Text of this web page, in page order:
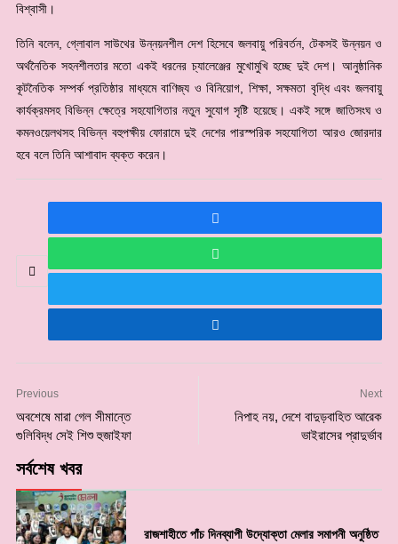
বিশ্বাসী।
তিনি বলেন, গ্লোবাল সাউথের উন্নয়নশীল দেশ হিসেবে জলবায়ু পরিবর্তন, টেকসই উন্নয়ন ও
অর্থনৈতিক সহনশীলতার মতো একই ধরনের চ্যালেঞ্জের মুখোমুখি হচ্ছে দুই দেশ। আনুষ্ঠানিক
কূটনৈতিক সম্পর্ক প্রতিষ্ঠার মাধ্যমে বাণিজ্য ও বিনিয়োগ, শিক্ষা, সক্ষমতা বৃদ্ধি এবং জলবায়ু
কার্যক্রমসহ বিভিন্ন ক্ষেত্রে সহযোগিতার নতুন সুযোগ সৃষ্টি হয়েছে। একই সঙ্গে জাতিসংঘ ও
কমনওয়েলথসহ বিভিন্ন বহুপক্ষীয় ফোরামে দুই দেশের পারস্পরিক সহযোগিতা আরও জোরদার
হবে বলে তিনি আশাবাদ ব্যক্ত করেন।
Previous
অবশেষে মারা গেল সীমান্তে
গুলিবিদ্ধ সেই শিশু হুজাইফা
Next
নিপাহ নয়, দেশে বাদুড়বাহিত আরেক
ভাইরাসের প্রাদুর্ভাব
সর্বশেষ খবর
রাজশাহীতে পাঁচ দিনব্যাপী উদ্যোক্তা মেলার সমাপনী অনুষ্ঠিত